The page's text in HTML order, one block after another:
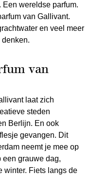
wereldse parfum.
van Gallivant.
en veel meer
van
laat zich
steden
Berlijn. En ook
gevangen. Dit
neemt je mee op
een grauwe dag,
winter. Fiets langs de